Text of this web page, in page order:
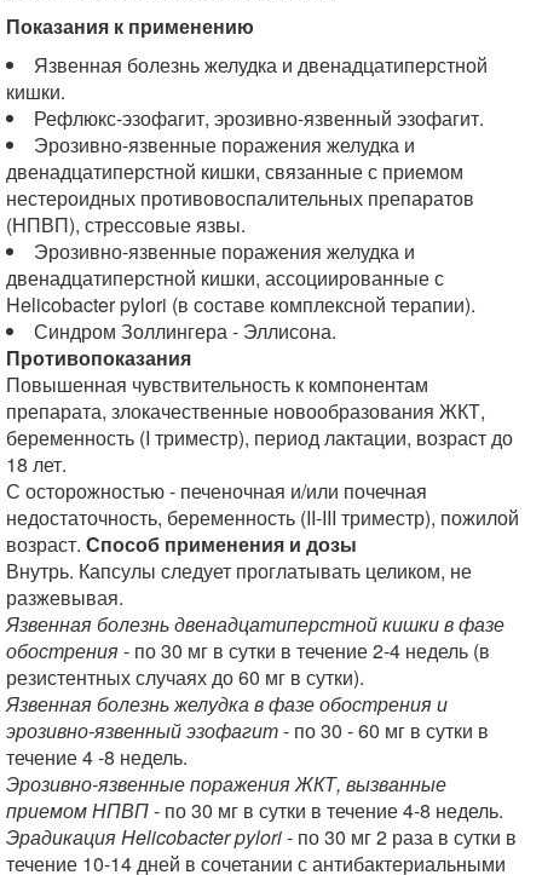
Показания к применению
Язвенная болезнь желудка и двенадцатиперстной
кишки.
Рефлюкс-эзофагит, эрозивно-язвенный эзофагит.
Эрозивно-язвенные поражения желудка и
двенадцатиперстной кишки, связанные с приемом
нестероидных противовоспалительных препаратов
(НПВП), стрессовые язвы.
Эрозивно-язвенные поражения желудка и
двенадцатиперстной кишки, ассоциированные с
Helicobacter pylori (в составе комплексной терапии).
Синдром Золлингера - Эллисона.
Противопоказания
Повышенная чувствительность к компонентам
препарата, злокачественные новообразования ЖКТ,
беременность (I триместр), период лактации, возраст до
18 лет.
С осторожностью - печеночная и/или почечная
недостаточность, беременность (II-III триместр), пожилой
возраст. Способ применения и дозы
Внутрь. Капсулы следует проглатывать целиком, не
разжевывая.
Язвенная болезнь двенадцатиперстной кишки в фазе
обострения- по 30 мг в сутки в течение 2-4 недель (в
резистентных случаях до 60 мг в сутки).
Язвенная болезнь желудка в фазе обострения и
эрозивно-язвенный эзофагит- по 30 - 60 мг в сутки в
течение 4 -8 недель.
Эрозивно-язвенные поражения ЖКТ, вызванные
приемом НПВП- по 30 мг в сутки в течение 4-8 недель.
Эрадикация Helicobacter pylori- по 30 мг 2 раза в сутки в
течение 10-14 дней в сочетании с антибактериальными